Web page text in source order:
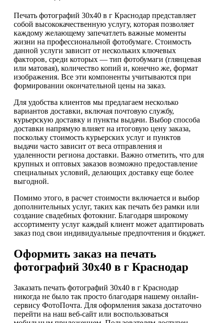
Печать фотографий 30х40 в г Краснодар представляет
собой высококачественную услугу, которая позволяет
каждому желающему запечатлеть важные моменты
жизни на профессиональной фотобумаге. Стоимость
данной услуги зависит от нескольких ключевых
факторов, среди которых — тип фотобумаги (глянцевая
или матовая), количество копий и, конечно же, формат
изображения. Все эти компоненты учитываются при
формировании окончательной цены на заказ.
Для удобства клиентов мы предлагаем несколько
вариантов доставки, включая почтовую службу,
курьерскую доставку и пункты выдачи. Выбор способа
доставки напрямую влияет на итоговую цену заказа,
поскольку стоимость курьерских услуг и пунктов
выдачи часто зависит от веса отправления и
удаленности региона доставки. Важно отметить, что для
крупных и оптовых заказов возможно предоставление
специальных условий, делающих доставку еще более
выгодной.
Помимо этого, в расчет стоимости включается и выбор
дополнительных услуг, таких как печать без рамки или
создание свадебных фотокниг. Благодаря широкому
ассортименту услуг каждый клиент может адаптировать
заказ под свои индивидуальные предпочтения и бюджет.
Оформить заказ на печать
фотографий 30х40 в г Краснодар
Заказать печать фотографий 30х40 в г Краснодар
никогда не было так просто благодаря нашему онлайн-
сервису ФотоПочта. Для оформления заказа достаточно
перейти на наш веб-сайт или воспользоваться